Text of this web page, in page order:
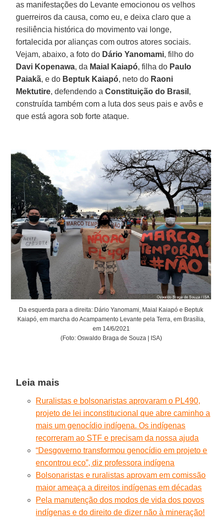
as manifestações do Levante emocionou os velhos
guerreiros da causa, como eu, e deixa claro que a
resiliência histórica do movimento vai longe,
fortalecida por alianças com outros atores sociais.
Vejam, abaixo, a foto do Dário Yanomami, filho do
Davi Kopenawa, da Maial Kaiapó, filha do Paulo
Paiakã, e do Beptuk Kaiapó, neto do Raoni
Mektutire, defendendo aConstituição do Brasil ,
construída também com a luta dos seus pais e avôs e
que está agora sob forte ataque.
Da esquerda para a direita: Dário Yanomami, Maial Kaiapó e Beptuk
Kaiapó, em marcha do Acampamento Levante pela Terra, em Brasília,
em 14/6/2021
(Foto: Oswaldo Braga de Souza | ISA)
Leia mais
Ruralistas e bolsonaristas aprovaram o PL490,
projeto de lei inconstitucional que abre caminho a
mais um genocídio indígena. Os indígenas
recorreram ao STF e precisam da nossa ajuda
“Desgoverno transformou genocídio em projeto e
encontrou eco”, diz professora indígena
Bolsonaristas e ruralistas aprovam em comissão
maior ameaça a direitos indígenas em décadas
Pela manutenção dos modos de vida dos povos
indígenas e do direito de dizer não à mineração!